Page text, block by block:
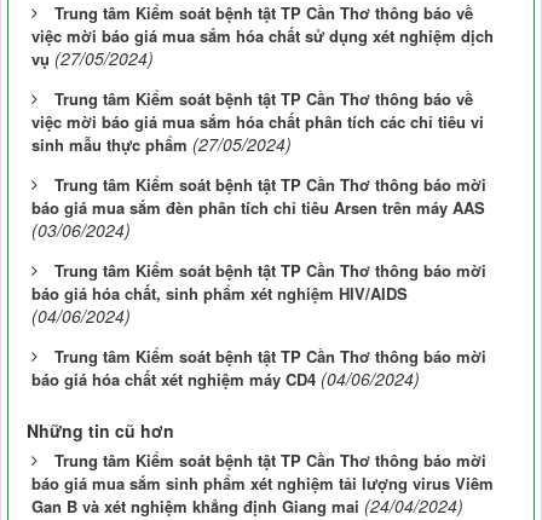
Trung tâm Kiểm soát bệnh tật TP Cần Thơ thông báo về
việc mời báo giá mua sắm hóa chất sử dụng xét nghiệm dịch
vụ (27/05/2024)
Trung tâm Kiểm soát bệnh tật TP Cần Thơ thông báo về
việc mời báo giá mua sắm hóa chất phân tích các chỉ tiêu vi
sinh mẫu thực phẩm (27/05/2024)
Trung tâm Kiểm soát bệnh tật TP Cần Thơ thông báo mời
báo giá mua sắm đèn phân tích chỉ tiêu Arsen trên máy AAS
(03/06/2024)
Trung tâm Kiểm soát bệnh tật TP Cần Thơ thông báo mời
báo giá hóa chất, sinh phẩm xét nghiệm HIV/AIDS
(04/06/2024)
Trung tâm Kiểm soát bệnh tật TP Cần Thơ thông báo mời
báo giá hóa chất xét nghiệm máy CD4 (04/06/2024)
Những tin cũ hơn
Trung tâm Kiểm soát bệnh tật TP Cần Thơ thông báo mời
báo giá mua sắm sinh phẩm xét nghiệm tải lượng virus Viêm
Gan B và xét nghiệm khẳng định Giang mai (24/04/2024)